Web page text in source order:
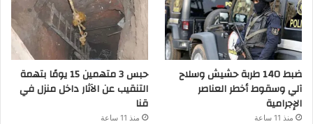
ضبط 140 طربة حشيش وسلاح
آلي وسقوط أخطر العناصر
الإجرامية
منذ 11 ساعة
حبس 3 متهمين 15 يومًا بتهمة
التنقيب عن الآثار داخل منزل في
قنا
منذ 11 ساعة